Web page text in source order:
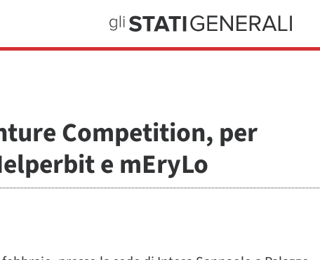
Competition, per
e mEryLo